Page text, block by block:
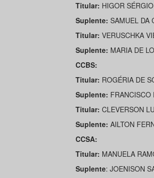
Titular: HIGOR
Suplente: SAMUEL DA
Titular: VERUSCHKA
Suplente: MARIA DE
CCBS:
Titular: ROGÉRIA DE
Suplente: FRANCISCO
Titular: CLEVERSON
Suplente: AILTON
CCSA:
Titular: MANUELA
Suplente: JOENISON